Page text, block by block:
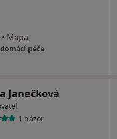
• Mapa
péče
Janečková
1 názor